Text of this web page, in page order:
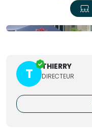
T THIERRY
DIRECTEUR